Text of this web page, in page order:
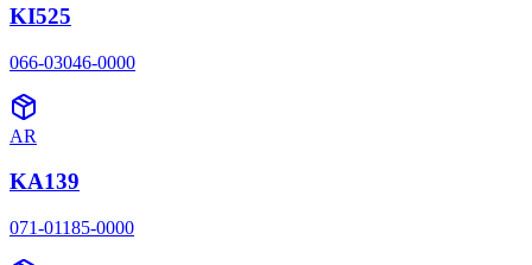
KI525
066-03046-0000
AR
KA139
071-01185-0000